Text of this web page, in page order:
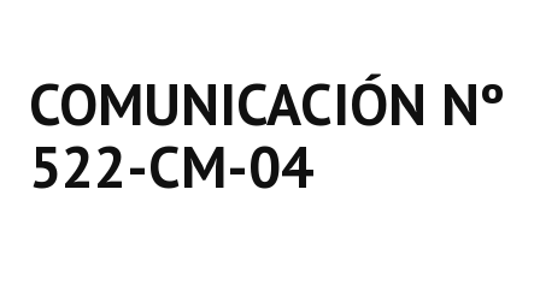
Programas
LEGISLACIÓN
COMUNICACIÓN Nº
522-CM-04